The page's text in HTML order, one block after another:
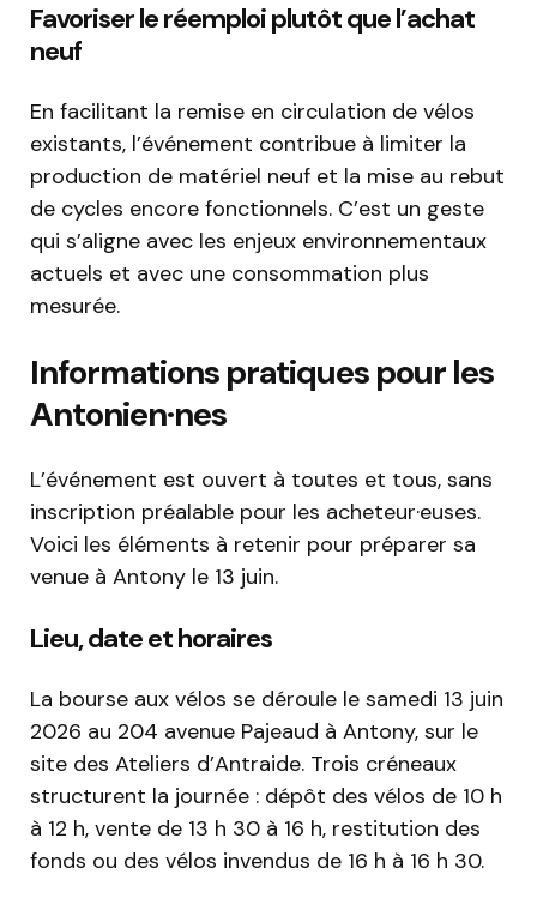
Favoriser le réemploi plutôt que l’achat
neuf
En facilitant la remise en circulation de vélos
existants, l’événement contribue à limiter la
production de matériel neuf et la mise au rebut
de cycles encore fonctionnels. C’est un geste
qui s’aligne avec les enjeux environnementaux
actuels et avec une consommation plus
mesurée.
Informations pratiques pour les
Antonien·nes
L’événement est ouvert à toutes et tous, sans
inscription préalable pour les acheteur·euses.
Voici les éléments à retenir pour préparer sa
venue à Antony le 13 juin.
Lieu, date et horaires
La bourse aux vélos se déroule le samedi 13 juin
2026 au 204 avenue Pajeaud à Antony, sur le
site des Ateliers d’Antraide. Trois créneaux
structurent la journée : dépôt des vélos de 10 h
à 12 h, vente de 13 h 30 à 16 h, restitution des
fonds ou des vélos invendus de 16 h à 16 h 30.